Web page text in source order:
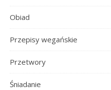
Obiad
Przepisy wegańskie
Przetwory
Śniadanie